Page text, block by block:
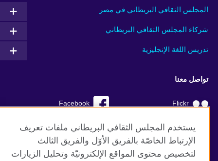
المجلس الثقافي البريطاني في مصر
شركاء المجلس الثقافي البريطاني
تدريس اللغة الإنجليزية
تواصل معنا
Facebook Flickr
YouTube RSS
TikTok
يستخدم المجلس الثقافي البريطاني ملفات تعريف
الإرتباط الخاصّة بالفريق الأوّل والفريق الثالث
لتخصيص محتوى المواقع الإلكترونيّة وتحليل الزيارات